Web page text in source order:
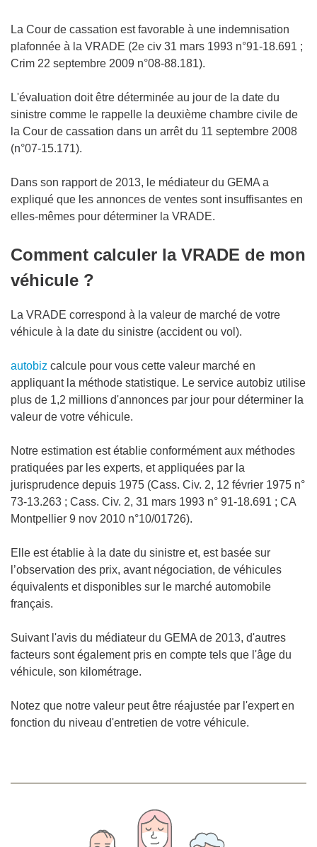
La Cour de cassation est favorable à une indemnisation
plafonnée à la VRADE (2e civ 31 mars 1993 n°91-18.691 ;
Crim 22 septembre 2009 n°08-88.181).
L'évaluation doit être déterminée au jour de la date du
sinistre comme le rappelle la deuxième chambre civile de
la Cour de cassation dans un arrêt du 11 septembre 2008
(n°07-15.171).
Dans son rapport de 2013, le médiateur du GEMA a
expliqué que les annonces de ventes sont insuffisantes en
elles-mêmes pour déterminer la VRADE.
Comment calculer la VRADE de mon
véhicule ?
La VRADE correspond à la valeur de marché de votre
véhicule à la date du sinistre (accident ou vol).
autobiz calcule pour vous cette valeur marché en
appliquant la méthode statistique. Le service autobiz utilise
plus de 1,2 millions d'annonces par jour pour déterminer la
valeur de votre véhicule.
Notre estimation est établie conformément aux méthodes
pratiquées par les experts, et appliquées par la
jurisprudence depuis 1975 (Cass. Civ. 2, 12 février 1975 n°
73-13.263 ; Cass. Civ. 2, 31 mars 1993 n° 91-18.691 ; CA
Montpellier 9 nov 2010 n°10/01726).
Elle est établie à la date du sinistre et, est basée sur
l’observation des prix, avant négociation, de véhicules
équivalents et disponibles sur le marché automobile
français.
Suivant l'avis du médiateur du GEMA de 2013, d'autres
facteurs sont également pris en compte tels que l'âge du
véhicule, son kilométrage.
Notez que notre valeur peut être réajustée par l'expert en
fonction du niveau d'entretien de votre véhicule.